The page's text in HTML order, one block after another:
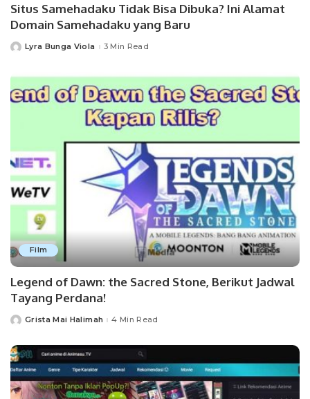
Situs Samehadaku Tidak Bisa Dibuka? Ini Alamat
Domain Samehadaku yang Baru
PostedLyra Bunga Viola 3 Min Read
Film
Legend of Dawn: the Sacred Stone, Berikut Jadwal
Tayang Perdana!
PostedGrista Mai Halimah 4 Min Read